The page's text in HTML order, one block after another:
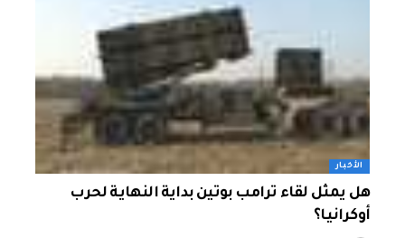
الأخبار
هل يمثل لقاء ترامب بوتين بداية النهاية لحرب
أوكرانيا؟